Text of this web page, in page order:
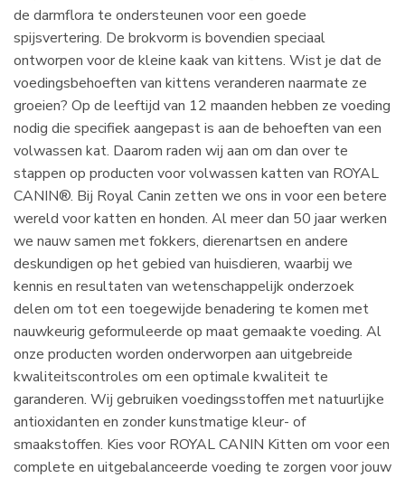
de darmflora te ondersteunen voor een goede
spijsvertering. De brokvorm is bovendien speciaal
ontworpen voor de kleine kaak van kittens. Wist je dat de
voedingsbehoeften van kittens veranderen naarmate ze
groeien? Op de leeftijd van 12 maanden hebben ze voeding
nodig die specifiek aangepast is aan de behoeften van een
volwassen kat. Daarom raden wij aan om dan over te
stappen op producten voor volwassen katten van ROYAL
CANIN®. Bij Royal Canin zetten we ons in voor een betere
wereld voor katten en honden. Al meer dan 50 jaar werken
we nauw samen met fokkers, dierenartsen en andere
deskundigen op het gebied van huisdieren, waarbij we
kennis en resultaten van wetenschappelijk onderzoek
delen om tot een toegewijde benadering te komen met
nauwkeurig geformuleerde op maat gemaakte voeding. Al
onze producten worden onderworpen aan uitgebreide
kwaliteitscontroles om een optimale kwaliteit te
garanderen. Wij gebruiken voedingsstoffen met natuurlijke
antioxidanten en zonder kunstmatige kleur- of
smaakstoffen. Kies voor ROYAL CANIN Kitten om voor een
complete en uitgebalanceerde voeding te zorgen voor jouw